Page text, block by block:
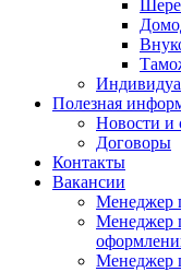
Полезная
Новости и
Договоры
Контакты
Вакансии
Менеджер
Менеджер
Менеджер